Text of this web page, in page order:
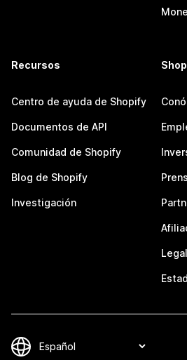
Recursos
Centro de ayuda de Shopify
Documentos de API
Comunidad de Shopify
Blog de Shopify
Investigación
Legal